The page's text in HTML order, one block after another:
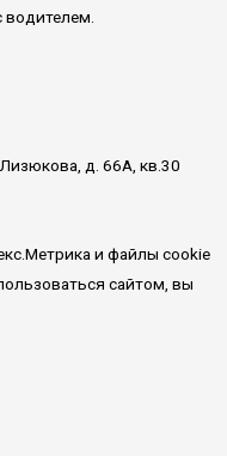
водителем.
д. 66А, кв.30
и файлы cookie
сайтом, вы